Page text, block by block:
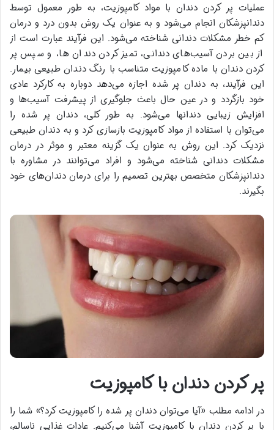
عملیات پر کردن دندان با مواد کامپوزیت، به طور معمول توسط
دندانپزشکان انجام می‌شود و به عنوان یک روش بدون درد و درمان
کم خطر مشکلات دندانی شناخته می‌شود. این فرآیند عبارت است از
از بین بردن آسیب‌های دندانی، تمیز کردن دندان ها، و سپس پر
کردن دندان با ماده کامپوزیت متناسب با رنگ دندان طبیعی بیمار.
این فرآیند، به دندان پر شده اجازه می‌دهد دوباره به کارکرد عادی
خود بازگردد و در عین حال باعث جلوگیری از پیشرفت آسیب‌ها و
افزایش زیبایی دندانها می‌شود. به طور کلی، دندان پر شده را
می‌توان با استفاده از مواد کامپوزیت بازسازی کرد و به دندان طبیعی
نزدیک کرد. این روش به عنوان یک گزینه معتبر و موثر در درمان
مشکلات دندانی شناخته می‌شود و افراد می‌توانند در مشاوره با
دندانپزشکان متخصص بهترین تصمیم را برای درمان دندان‌های خود
بگیرند.
پر کردن دندان با کامپوزیت
در ادامه مطلب «آیا می‌توان دندان پر شده را کامپوزیت کرد؟» شما را
با پر کردن دندان با کامپوزیت آشنا می‌کنیم. عادات غذایی ناسالم،